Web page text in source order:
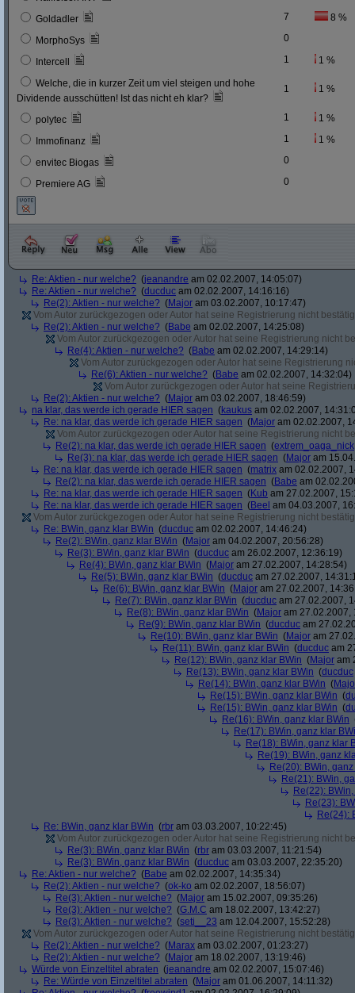
Goldadler 7 8 %
MorphoSys 0
Intercell 1 1 %
Welche, die in kurzer Zeit um viel steigen und hohe
Dividende ausschütten! Ist das nicht eh klar?
1 1 %
polytec 1 1 %
Immofinanz 1 1 %
envitec Biogas 0
Premiere AG 0
Re: Aktien - nur welche? (jeanandre am 02.02.2007, 14:05:07)
Re: Aktien - nur welche? (ducduc am 02.02.2007, 14:16:16)
Re(2): Aktien - nur welche? (Major am 03.02.2007, 10:17:47)
Vom Autor zurückgezogen oder Autor hat seine Registrierung nicht
Re(2): Aktien - nur welche? (Babe am 02.02.2007, 14:25:08)
Vom Autor zurückgezogen oder Autor hat seine Registrierung nicht
Re(4): Aktien - nur welche? (Babe am 02.02.2007, 14:29:14)
Vom Autor zurückgezogen oder Autor hat seine Registrierung
Re(6): Aktien - nur welche? (Babe am 02.02.2007, 14:32:04)
Vom Autor zurückgezogen oder Autor hat seine
Re(2): Aktien - nur welche? (Major am 03.02.2007, 18:46:59)
na klar, das werde ich gerade HIER sagen (kaukus am 02.02.2007,
Re: na klar, das werde ich gerade HIER sagen (Major am 02.02.2007,
Vom Autor zurückgezogen oder Autor hat seine Registrierung nicht
Re(2): na klar, das werde ich gerade HIER sagen (extrem_oaga_nick
Re(3): na klar, das werde ich gerade HIER sagen (Major am
Re: na klar, das werde ich gerade HIER sagen (matrix am 02.02.2007,
Re(2): na klar, das werde ich gerade HIER sagen (Babe am
Re: na klar, das werde ich gerade HIER sagen (Kub am 27.02.2007,
Re: na klar, das werde ich gerade HIER sagen (Beel am 04.03.2007,
Vom Autor zurückgezogen oder Autor hat seine Registrierung nicht
Re: BWin, ganz klar BWin (ducduc am 02.02.2007, 14:46:24)
Re(2): BWin, ganz klar BWin (Major am 04.02.2007, 20:56:28)
Re(3): BWin, ganz klar BWin (ducduc am 26.02.2007, 12:36:19)
Re(4): BWin, ganz klar BWin (Major am 27.02.2007, 14:28:54)
Re(5): BWin, ganz klar BWin (ducduc am 27.02.2007,
Re(6): BWin, ganz klar BWin (Major am 27.02.2007,
Re(7): BWin, ganz klar BWin (ducduc am 27.02.2007,
Re(8): BWin, ganz klar BWin (Major am 27.02.2007,
Re(9): BWin, ganz klar BWin (ducduc am
Re(10): BWin, ganz klar BWin (Major am
Re(11): BWin, ganz klar BWin (ducduc am
Re(12): BWin, ganz klar BWin (Major am
Re(13): BWin, ganz klar BWin (ducduc
Re(14): BWin, ganz klar BWin (
Re(15): BWin, ganz klar BWin (
Re(15): BWin, ganz klar BWin (
Re(16): BWin, ganz klar BWin
Re(17): BWin, ganz klar
Re(18): BWin, ganz klar
Re(19): BWin, ganz
Re(20): BWin,
Re(21): BWin,
Re(22):
Re(23):
Re(24):
Re: BWin, ganz klar BWin (rbr am 03.03.2007, 10:22:45)
Vom Autor zurückgezogen oder Autor hat seine Registrierung nicht
Re(3): BWin, ganz klar BWin (rbr am 03.03.2007, 11:21:54)
Re(3): BWin, ganz klar BWin (ducduc am 03.03.2007, 22:35:20)
Re: Aktien - nur welche? (Babe am 02.02.2007, 14:35:34)
Re(2): Aktien - nur welche? (ok-ko am 02.02.2007, 18:56:07)
Re(3): Aktien - nur welche? (Major am 15.02.2007, 09:35:26)
Re(3): Aktien - nur welche? (G.M.C am 18.02.2007, 13:42:27)
Re(3): Aktien - nur welche? (seti__23 am 12.04.2007, 15:52:28)
Vom Autor zurückgezogen oder Autor hat seine Registrierung nicht
Re(2): Aktien - nur welche? (Marax am 03.02.2007, 01:23:27)
Re(2): Aktien - nur welche? (Major am 18.02.2007, 13:19:46)
Würde von Einzeltitel abraten (jeanandre am 02.02.2007, 15:07:46)
Re: Würde von Einzeltitel abraten (Major am 01.06.2007, 14:11:32)